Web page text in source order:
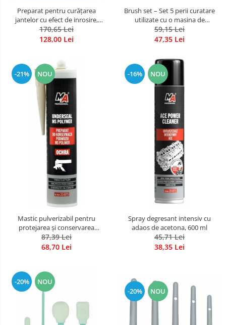
Preparat pentru curățarea
jantelor cu efect de inrosire,
bidon 5 L
170,65 Lei
128,00 Lei
Brush set – Set 5 perii curatare
utilizate cu o masina de
insurubat cu acumulator
59,15 Lei
47,35 Lei
-21% NOU
Mastic pulverizabil pentru
protejarea și conservarea
șasiului pe bază de „MS
polimer”, cartus 290 ml
87,39 Lei
68,70 Lei
-16% NOU
Spray degresant intensiv cu
adaos de acetona, 600 ml
45,71 Lei
38,35 Lei
-20% NOU
-20% NOU